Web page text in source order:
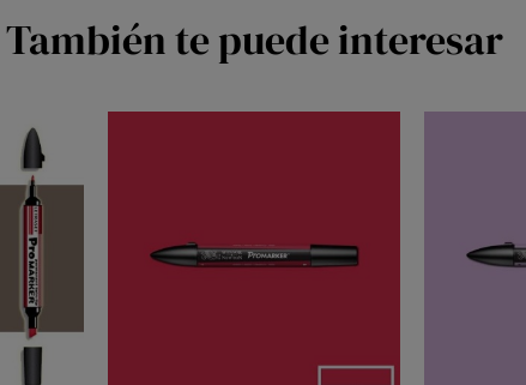
También te puede interesar